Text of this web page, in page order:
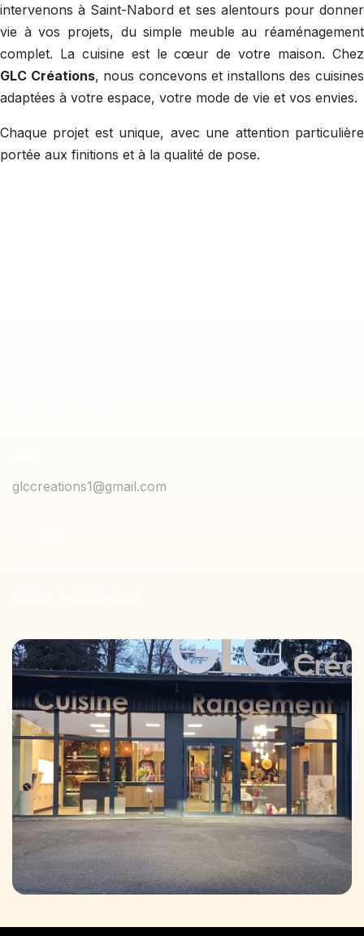
intervenons à Saint-Nabord et ses alentours pour donner
vie à vos projets, du simple meuble au réaménagement
complet. La cuisine est le cœur de votre maison. Chez
GLC Créations, nous concevons et installons des cuisines
adaptées à votre espace, votre mode de vie et vos envies.
Chaque projet est unique, avec une attention particulière
portée aux finitions et à la qualité de pose.
glccreations1@gmail.com